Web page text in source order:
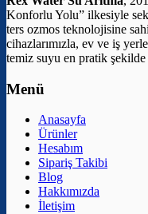
Konforlu Yolu” ilkesiyle
ters ozmos teknolojisine
cihazlarımızla, ev ve iş
temiz suyu en pratik şekilde
Menü
Anasayfa
Ürünler
Hesabım
Sipariş Takibi
Blog
Hakkımızda
İletişim